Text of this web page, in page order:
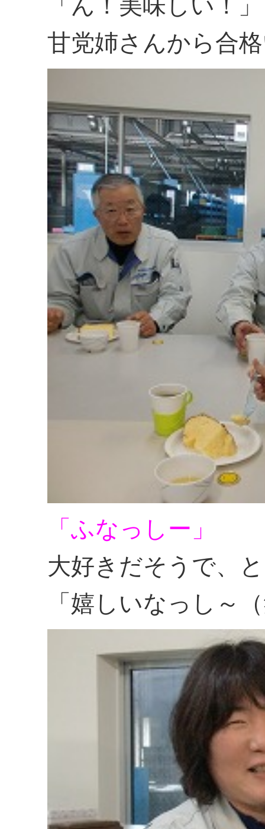
「ん！美味しい！」
甘党姉さんから合
「ふなっしー」
大好きだそうで、
「嬉しいなっし～